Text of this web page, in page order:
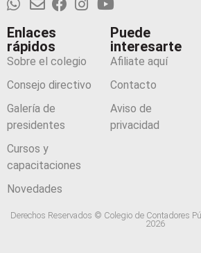
Enlaces
rápidos
Sobre el colegio
Consejo directivo
Galería de
presidentes
Cursos y
capacitaciones
Novedades
Puede
interesarte
Afiliate aquí
Contacto
Aviso de
privacidad
Derechos Reservados © Colegio de Contadores
2026